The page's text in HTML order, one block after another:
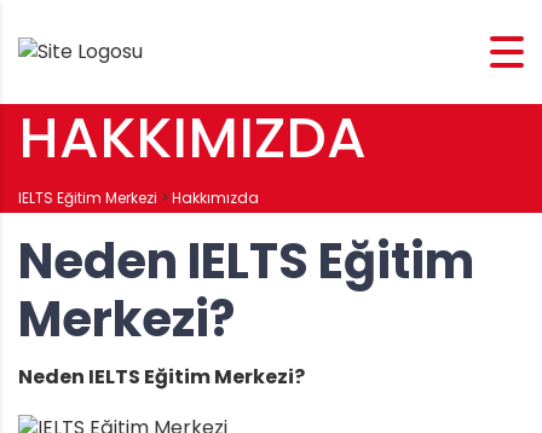
HAKKIMIZDA
IELTS Eğitim Merkezi > Hakkımızda
Neden IELTS Eğitim
Merkezi?
Neden IELTS Eğitim Merkezi?